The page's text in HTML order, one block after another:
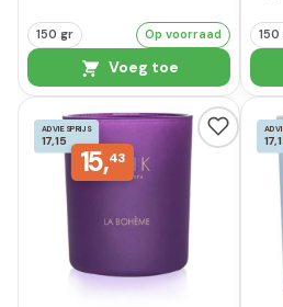
150 gr Op voorraad
Voeg toe
ADVIESPRIJS
17,15
15,43